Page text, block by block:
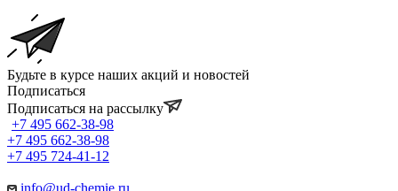
Будьте в курсе наших акций и новостей
Подписаться
Подписаться на рассылку
+7 495 662-38-98
+7 495 662-38-98
+7 495 724-41-12
info@ud-chemie.ru